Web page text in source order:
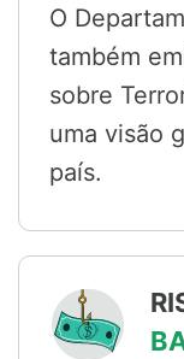
O
também
sobre
uma visão
país.